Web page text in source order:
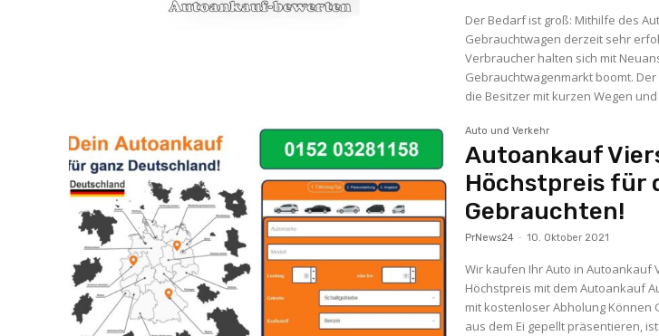
Der Bedarf ist groß: Mithilfe des
Gebrauchtwagen derzeit sehr
Verbraucher halten sich mit
Gebrauchtwagenmarkt boomt. Der Autoankauf Krefeld unterstützt
die Besitzer mit kurzen Wegen
Auto und Verkehr
Autoankauf
Höchstpreis für
Gebrauchten!
PrNews24 - 10. Oktober 2021
Wir kaufen Ihr Auto in Autoankauf
Höchstpreis mit dem Autoankauf
mit kostenloser Abholung Können Gebrauchtwagen sich nicht wie
aus dem Ei gepellt präsentieren,